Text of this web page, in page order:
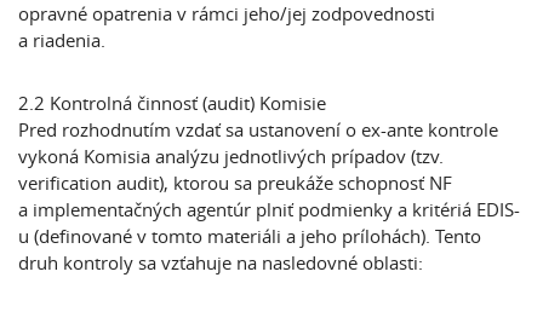
opravné opatrenia v rámci jeho/jej zodpovednosti
a riadenia.
2.2 Kontrolná činnosť (audit) Komisie
Pred rozhodnutím vzdať sa ustanovení o ex-ante kontrole
vykoná Komisia analýzu jednotlivých prípadov (tzv.
verification audit), ktorou sa preukáže schopnosť NF
a implementačných agentúr plniť podmienky a kritériá EDIS-
u (definované v tomto materiáli a jeho prílohách). Tento
druh kontroly sa vzťahuje na nasledovné oblasti: